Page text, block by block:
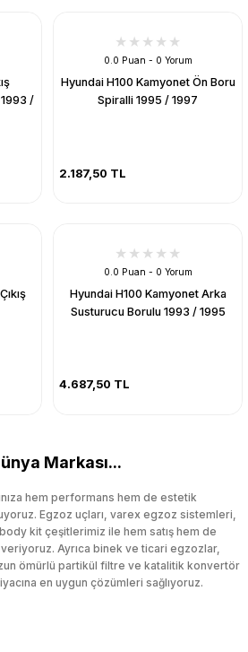
/
0.0 Puan - 0 Yorum
Hyundai H100 Kamyonet Ön Boru
Spiralli 1995 / 1997
2.187,50 TL
0.0 Puan - 0 Yorum
Hyundai H100 Kamyonet Arka
Susturucu Borulu 1993 / 1995
4.687,50 TL
Markası...
hem performans hem de estetik
Egzoz uçları, varex egzoz sistemleri,
kit çeşitlerimiz ile hem satış hem de
Ayrıca binek ve ticari egzozlar,
ömürlü partikül filtre ve katalitik konvertör
en uygun çözümleri sağlıyoruz.
için özel performans egzozları ve